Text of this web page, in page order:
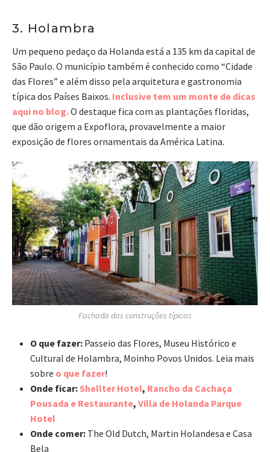
3. Holambra
Um pequeno pedaço da Holanda está a 135 km da capital de
São Paulo. O município também é conhecido como “Cidade
das Flores” e além disso pela arquitetura e gastronomia
típica dos Países Baixos. Inclusive tem um monte de dicas
aqui no blog.O destaque fica com as plantações floridas,
que dão origem a Expoflora, provavelmente a maior
exposição de flores ornamentais da América Latina.
Fachada das construções típicas
O que fazer: Passeio das Flores, Museu Histórico e
Cultural de Holambra, Moinho Povos Unidos. Leia mais
sobre o que fazer!
Onde ficar: Shellter Hotel, Rancho da Cachaça
Pousada e Restaurante, Villa de Holanda Parque
Hotel
Onde comer: The Old Dutch, Martin Holandesa e Casa
Bela